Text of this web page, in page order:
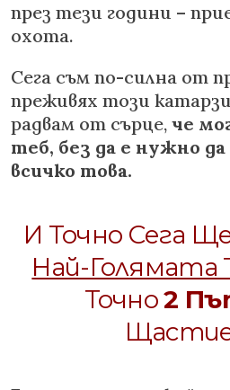
през тези години –
охота.
Сега съм по-силна от
преживях този
радвам от сърце, че
теб, без да е нужно
всичко това.
И Точно Сега
Най-Голямата
Точно2